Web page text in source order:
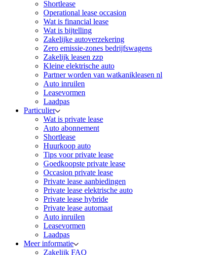
Shortlease
Operational lease occasion
Wat is financial lease
Wat is bijtelling
Zakelijke autoverzekering
Zero emissie-zones bedrijfswagens
Zakelijk leasen zzp
Kleine elektrische auto
Partner worden van watkanikleasen nl
Auto inruilen
Leasevormen
Laadpas
Particulier
Wat is private lease
Auto abonnement
Shortlease
Huurkoop auto
Tips voor private lease
Goedkoopste private lease
Occasion private lease
Private lease aanbiedingen
Private lease elektrische auto
Private lease hybride
Private lease automaat
Auto inruilen
Leasevormen
Laadpas
Meer informatie
Zakelijk FAQ